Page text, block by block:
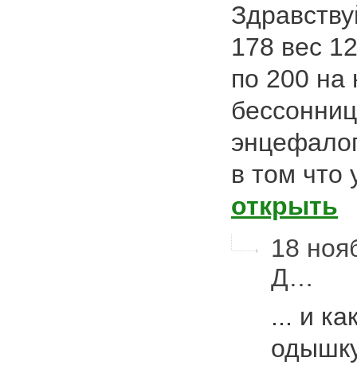
178 вес
по 200 на
в том
открыть
18
Д…
... и